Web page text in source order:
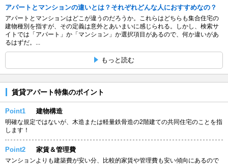
アパートとマンションの違いとは？それぞれどんな人におすすめなの？
アパートとマンションはどこが違うのだろうか。これらはどちらも集合住宅の
建物種別を指すが、その定義は意外とあいまいに感じられる。しかし、検索サ
イトでは「アパート」か「マンション」か選択項目があるので、何か違いがあ
るはずだ。...
もっと読む
賃貸アパート特集のポイント
Point1 建物構造
明確な規定ではないが、木造または軽量鉄骨造の2階建ての共同住宅のことを指
します！
Point2 家賃＆管理費
マンションよりも建築費が安い分、比較的家賃や管理費も安い傾向にあるので